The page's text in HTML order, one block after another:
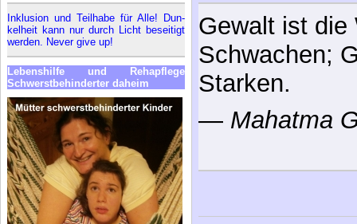
In­klu­si­on und Teil­ha­be für Al­le! Dun­
kel­heit kann nur durch Licht be­sei­tigt
wer­den. Ne­ver gi­ve up!
Le­bens­hil­fe und Re­h­a­pfle­ge
Schwerst­be­hin­der­ter da­heim
Gewalt ist die
Schwachen;
Starken.
— Mahatma